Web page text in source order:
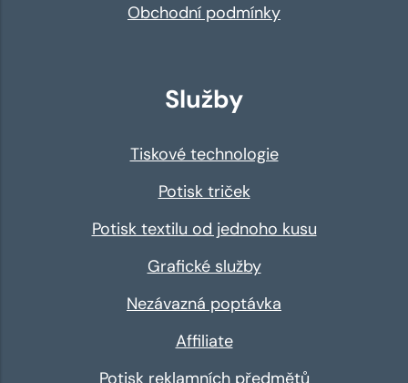
Obchodní podmínky
Služby
Tiskové technologie
Potisk triček
Potisk textilu od jednoho kusu
Grafické služby
Nezávazná poptávka
Affiliate
Potisk reklamních předmětů